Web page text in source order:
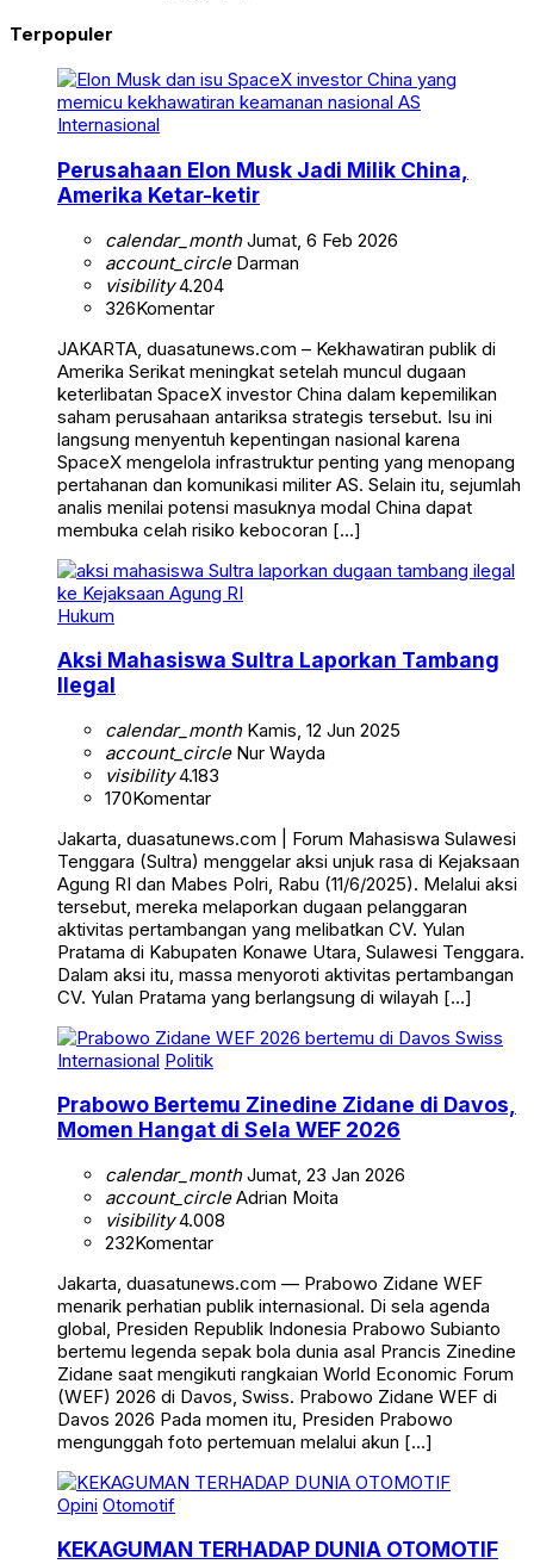
Terpopuler
Internasional
Perusahaan Elon Musk Jadi Milik China,
Amerika Ketar-ketir
calendar_monthJumat, 6 Feb 2026
account_circleDarman
visibility4.204
326Komentar
JAKARTA, duasatunews.com – Kekhawatiran publik di
Amerika Serikat meningkat setelah muncul dugaan
keterlibatan SpaceX investor China dalam kepemilikan
saham perusahaan antariksa strategis tersebut. Isu ini
langsung menyentuh kepentingan nasional karena
SpaceX mengelola infrastruktur penting yang menopang
pertahanan dan komunikasi militer AS. Selain itu, sejumlah
analis menilai potensi masuknya modal China dapat
membuka celah risiko kebocoran […]
Hukum
Aksi Mahasiswa Sultra Laporkan Tambang
Ilegal
calendar_monthKamis, 12 Jun 2025
account_circleNur Wayda
visibility4.183
170Komentar
Jakarta, duasatunews.com | Forum Mahasiswa Sulawesi
Tenggara (Sultra) menggelar aksi unjuk rasa di Kejaksaan
Agung RI dan Mabes Polri, Rabu (11/6/2025). Melalui aksi
tersebut, mereka melaporkan dugaan pelanggaran
aktivitas pertambangan yang melibatkan CV. Yulan
Pratama di Kabupaten Konawe Utara, Sulawesi Tenggara.
Dalam aksi itu, massa menyoroti aktivitas pertambangan
CV. Yulan Pratama yang berlangsung di wilayah […]
Internasional Politik
Prabowo Bertemu Zinedine Zidane di Davos,
Momen Hangat di Sela WEF 2026
calendar_monthJumat, 23 Jan 2026
account_circleAdrian Moita
visibility4.008
232Komentar
Jakarta, duasatunews.com — Prabowo Zidane WEF
menarik perhatian publik internasional. Di sela agenda
global, Presiden Republik Indonesia Prabowo Subianto
bertemu legenda sepak bola dunia asal Prancis Zinedine
Zidane saat mengikuti rangkaian World Economic Forum
(WEF) 2026 di Davos, Swiss. Prabowo Zidane WEF di
Davos 2026 Pada momen itu, Presiden Prabowo
mengunggah foto pertemuan melalui akun […]
Opini Otomotif
KEKAGUMAN TERHADAP DUNIA OTOMOTIF